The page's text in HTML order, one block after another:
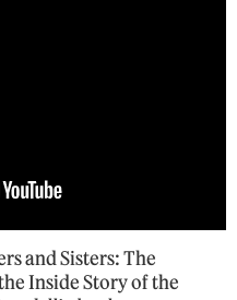
and Sisters: The
Inside Story of the